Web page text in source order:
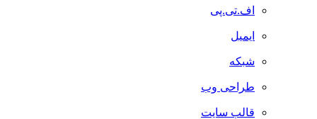
اف.تی.پی
طراحی وب
قالب سایت